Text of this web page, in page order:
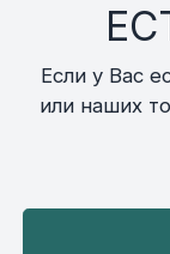
Если у Вас
или наших